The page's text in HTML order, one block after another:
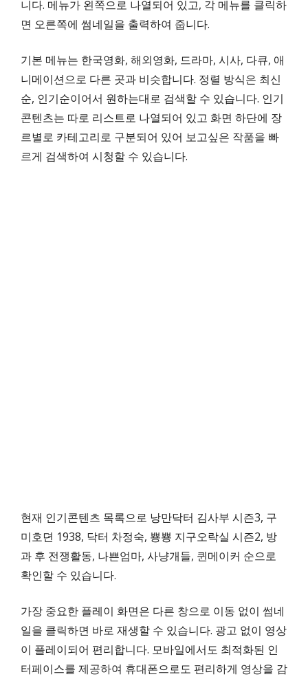
니다. 메뉴가 왼쪽으로 나열되어 있고, 각 메뉴를 클릭하
면 오른쪽에 썸네일을 출력하여 줍니다.
기본 메뉴는 한국영화, 해외영화, 드라마, 시사, 다큐, 애
니메이션으로 다른 곳과 비슷합니다. 정렬 방식은 최신
순, 인기순이어서 원하는대로 검색할 수 있습니다. 인기
콘텐츠는 따로 리스트로 나열되어 있고 화면 하단에 장
르별로 카테고리로 구분되어 있어 보고싶은 작품을 빠
르게 검색하여 시청할 수 있습니다.
현재 인기콘텐츠 목록으로 낭만닥터 김사부 시즌3, 구
미호뎐 1938, 닥터 차정숙, 뿅뿅 지구오락실 시즌2, 방
과 후 전쟁활동, 나쁜엄마, 사냥개들, 퀸메이커 순으로
확인할 수 있습니다.
가장 중요한 플레이 화면은 다른 창으로 이동 없이 썸네
일을 클릭하면 바로 재생할 수 있습니다. 광고 없이 영상
이 플레이되어 편리합니다. 모바일에서도 최적화된 인
터페이스를 제공하여 휴대폰으로도 편리하게 영상을 감